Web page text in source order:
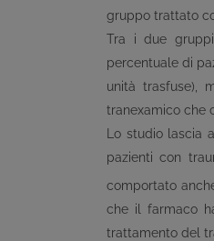
gruppo trattato
Tra i due
percentuale di
unità trasfuse),
tranexamico che
Lo studio
pazienti con
comportato
che il farmaco
trattamento del